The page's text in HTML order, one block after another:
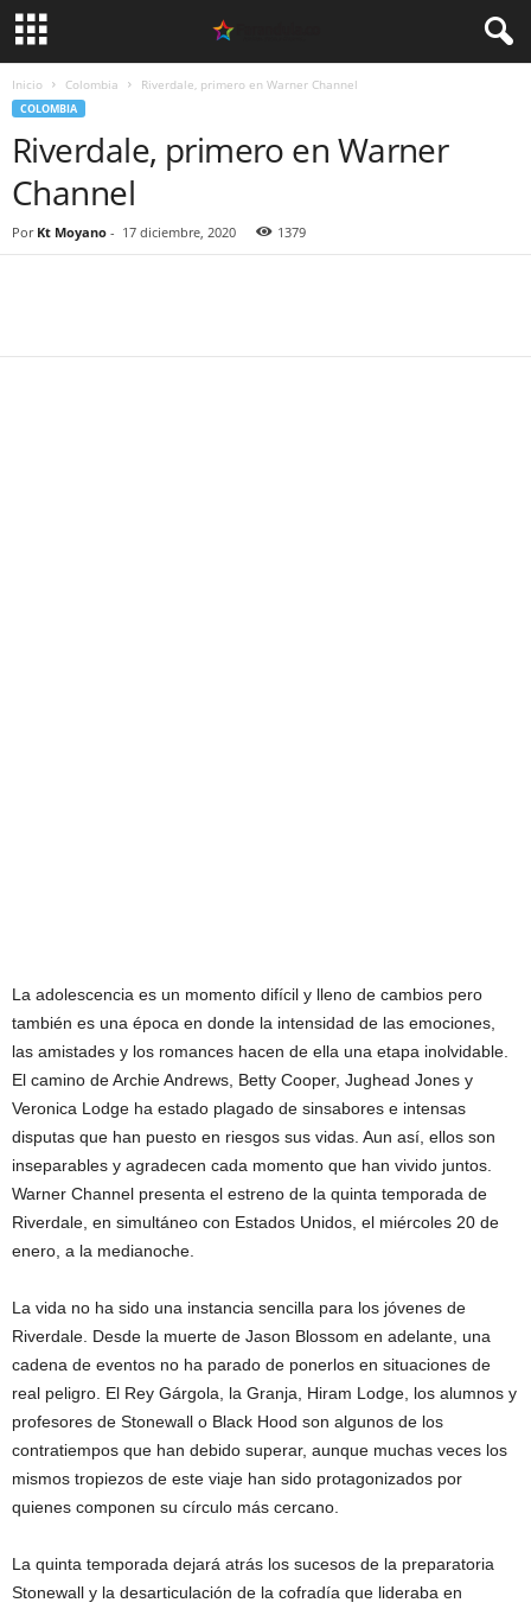
Inicio Colombia Riverdale, primero en Warner Channel
COLOMBIA
Riverdale, primero en Warner
Channel
Por Kt Moyano - 17 diciembre, 2020 1379
La adolescencia es un momento difícil y lleno de cambios pero
también es una época en donde la intensidad de las emociones,
las amistades y los romances hacen de ella una etapa inolvidable.
El camino de Archie Andrews, Betty Cooper, Jughead Jones y
Veronica Lodge ha estado plagado de sinsabores e intensas
disputas que han puesto en riesgos sus vidas. Aun así, ellos son
inseparables y agradecen cada momento que han vivido juntos.
Warner Channel presenta el estreno de la quinta temporada de
Riverdale, en simultáneo con Estados Unidos, el miércoles 20 de
enero, a la medianoche.
La vida no ha sido una instancia sencilla para los jóvenes de
Riverdale. Desde la muerte de Jason Blossom en adelante, una
cadena de eventos no ha parado de ponerlos en situaciones de
real peligro. El Rey Gárgola, la Granja, Hiram Lodge, los alumnos y
profesores de Stonewall o Black Hood son algunos de los
contratiempos que han debido superar, aunque muchas veces los
mismos tropiezos de este viaje han sido protagonizados por
quienes componen su círculo más cercano.
La quinta temporada dejará atrás los sucesos de la preparatoria
Stonewall y la desarticulación de la cofradía que lideraba en